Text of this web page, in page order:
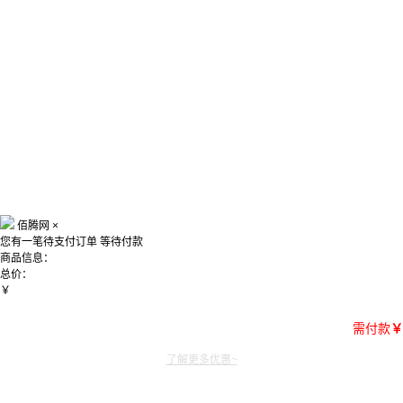
佰腾网 ×
您有一笔待支付订单 等待付款
商品信息：
总价：
￥
需付款￥
了解更多优惠~